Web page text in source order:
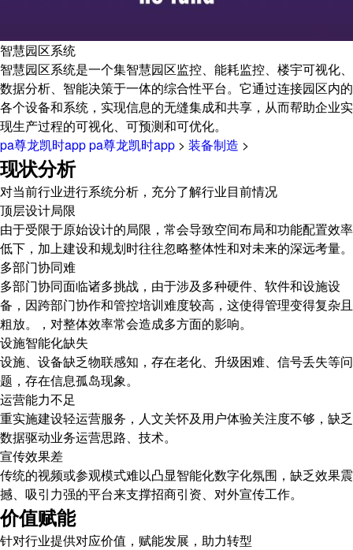
智慧园区系统
智慧园区系统是一个集智慧园区监控、能耗监控、楼宇可视化、
数据分析、智能决策于一体的综合性平台。它通过连接园区内的
各个设备和系统，实现信息的无缝集成和共享，从而帮助企业实
现生产过程的可视化、可预测和可优化。
pa尊龙凯时apppa尊龙凯时app > 装备制造 >
现状分析
对当前行业进行系统分析，充分了解行业目前情况
顶层设计局限
由于受限于原始设计的局限，常会导致空间布局和功能配置效率
低下，加上建设和规划时往往忽略整体性和对未来的深远考量。
多部门协同难
多部门协同面临诸多挑战，由于涉及多种硬件、软件和设施设
备，因跨部门协作和管控培训难度较高，这使得管理变得复杂且
粗放。，对整体效率常会造成多方面的影响。
设施智能化缺失
设施、设备缺乏物联感知，存在老化、升级困难、信号丢失等问
题，存在信息孤岛现象。
运营能力不足
重实施建设轻运营服务，人文关怀及用户体验关注度不够，缺乏
数据驱动业务运营思路、技术。
宣传效果差
传统的视频或参观模式难以凸显智能化数字化氛围，缺乏效果震
撼、吸引力强的平台来支撑招商引资、对外宣传工作。
价值赋能
针对行业提供对应价值，赋能发展，助力转型